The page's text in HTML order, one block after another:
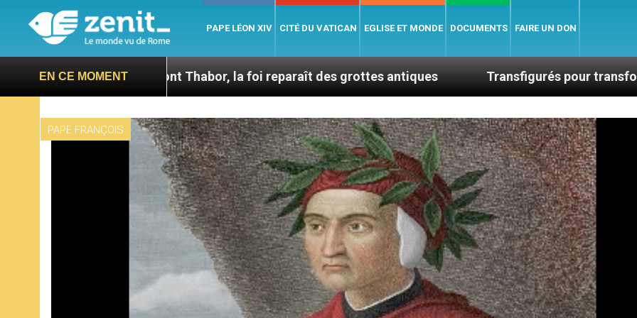
PAPE LÉON XIV CITÉ DU VATICAN EGLISE ET MONDE DOCUMENTS FAIRE UN DON
EN CE MOMENT
Sur le Mont Thabor, la foi reparaît des grottes antiques Transfigurés pour transformer le monde
PAPE FRANÇOIS